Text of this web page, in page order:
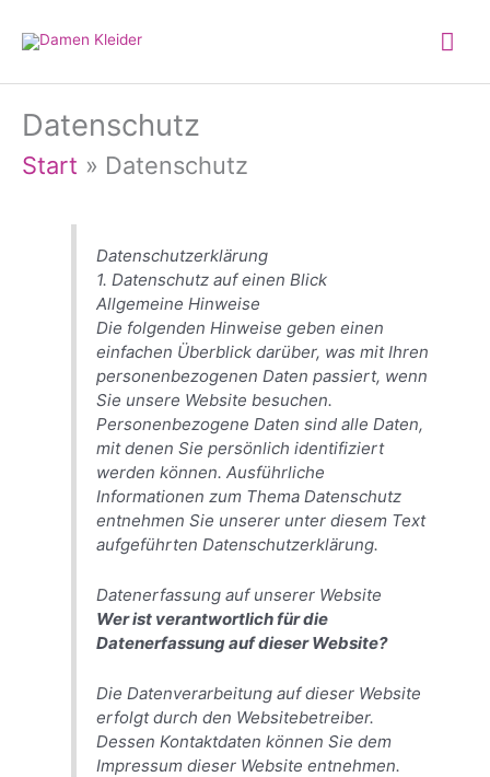
Inhalt
Datenschutz
Start Datenschutz
Datenschutzerklärung
1. Datenschutz auf einen Blick
Allgemeine Hinweise
Die folgenden Hinweise geben einen
einfachen Überblick darüber, was mit Ihren
personenbezogenen Daten passiert, wenn
Sie unsere Website besuchen.
Personenbezogene Daten sind alle Daten,
mit denen Sie persönlich identifiziert
werden können. Ausführliche
Informationen zum Thema Datenschutz
entnehmen Sie unserer unter diesem Text
aufgeführten Datenschutzerklärung.
Datenerfassung auf unserer Website
Wer ist verantwortlich für die
Datenerfassung auf dieser Website?
Die Datenverarbeitung auf dieser Website
erfolgt durch den Websitebetreiber.
Dessen Kontaktdaten können Sie dem
Impressum dieser Website entnehmen.